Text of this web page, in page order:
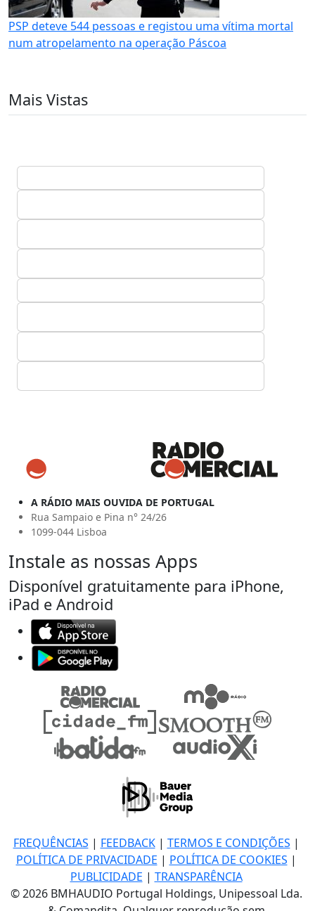
PSP deteve 544 pessoas e registou uma vítima mortal
num atropelamento na operação Páscoa
Mais Vistas
A RÁDIO MAIS OUVIDA DE PORTUGAL
Rua Sampaio e Pina n° 24/26
1099-044 Lisboa
Instale as nossas Apps
Disponível gratuitamente para iPhone,
iPad e Android
FREQUÊNCIAS | FEEDBACK| TERMOS E CONDIÇÕES |
POLÍTICA DE PRIVACIDADE | POLÍTICA DE COOKIES |
PUBLICIDADE | TRANSPARÊNCIA
© 2026 BMHAUDIO Portugal Holdings, Unipessoal Lda.